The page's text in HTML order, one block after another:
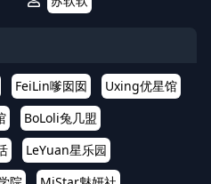
FeiLin嗲囡囡
Uxing优星馆
BoLoli兔几盟
LeYuan星乐园